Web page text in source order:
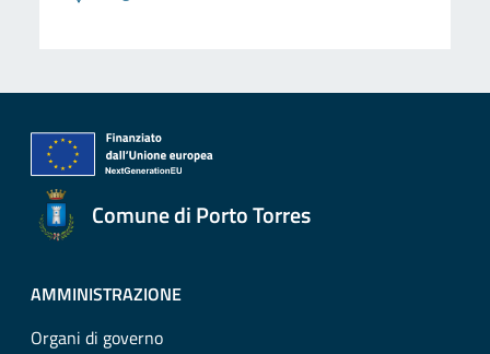
Comune di Porto Torres
AMMINISTRAZIONE
Organi di governo